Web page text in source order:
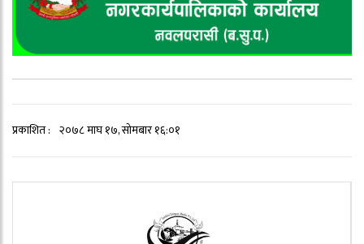
प्रकाशित : २०७८ माघ १७, सोमबार १६:०१